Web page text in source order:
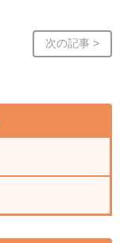
次の記事 >